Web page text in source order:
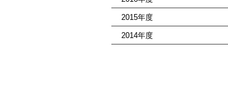
2015年度
2014年度